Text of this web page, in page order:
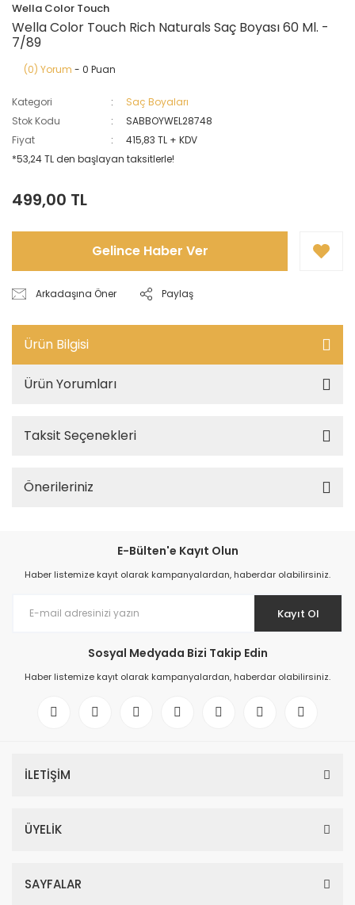
Wella Color Touch
Wella Color Touch Rich Naturals Saç Boyası 60 Ml. -
7/89
(0) Yorum - 0 Puan
Kategori
Saç Boyaları
Stok Kodu
SABBOYWEL28748
Fiyat
415,83 TL + KDV
*53,24 TL den başlayan taksitlerle!
499,00 TL
Gelince Haber Ver
Arkadaşına Öner Paylaş
Ürün Bilgisi
Ürün Yorumları
Taksit Seçenekleri
Önerileriniz
E-Bülten'e Kayıt Olun
Haber listemize kayıt olarak kampanyalardan, haberdar olabilirsiniz.
Kayıt Ol
Sosyal Medyada Bizi Takip Edin
Haber listemize kayıt olarak kampanyalardan, haberdar olabilirsiniz.
İLETİŞİM
ÜYELİK
SAYFALAR